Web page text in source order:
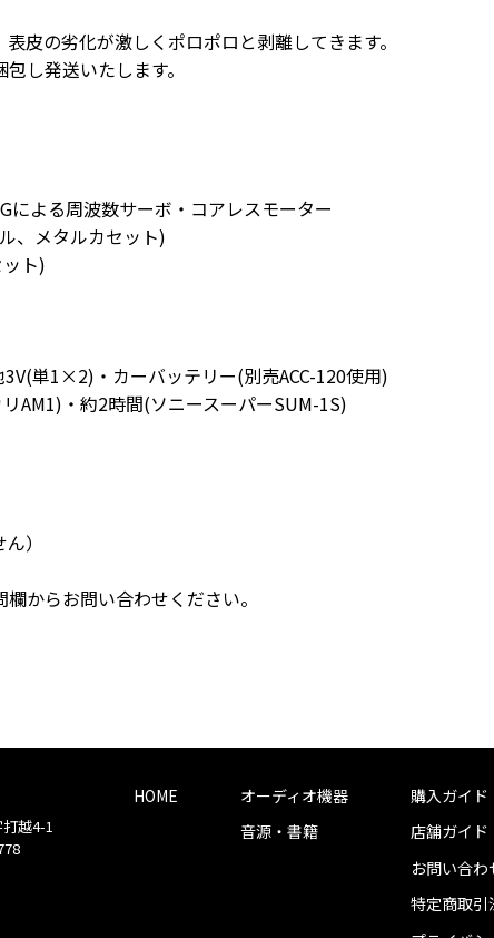
皮の劣化が激しくポロポロと剥離してきます。
し発送いたします。
による周波数サーボ・コアレスモーター
、メタルカセット)
ト)
単1×2)・カーバッテリー(別売ACC-120使用)
AM1)・約2時間(ソニースーパーSUM-1S)
）
からお問い合わせください。
越4-1
HOME
オーディオ機器
音源・書籍
購入ガイド
店舗ガイド
お問い合わ
特定商取引